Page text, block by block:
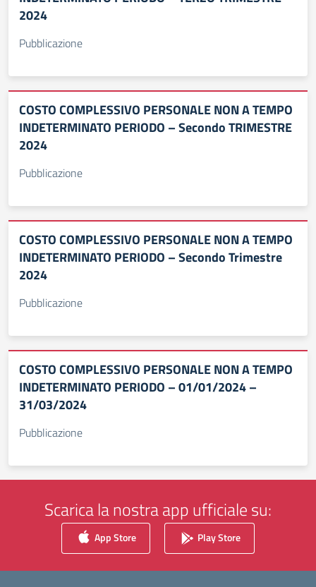
2024
Pubblicazione
COSTO COMPLESSIVO PERSONALE NON A TEMPO
INDETERMINATO PERIODO – Secondo TRIMESTRE
2024
Pubblicazione
COSTO COMPLESSIVO PERSONALE NON A TEMPO
INDETERMINATO PERIODO – Secondo Trimestre
2024
Pubblicazione
COSTO COMPLESSIVO PERSONALE NON A TEMPO
INDETERMINATO PERIODO – 01/01/2024 –
31/03/2024
Pubblicazione
Scarica la nostra app ufficiale su:
App Store Play Store